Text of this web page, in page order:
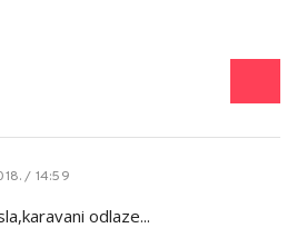
/ 14:59
odlaze...